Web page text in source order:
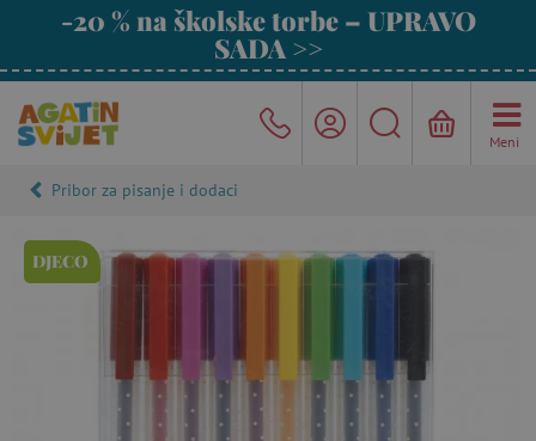
-20 % na školske torbe – UPRAVO
SADA >>
Meni
Pribor za pisanje i dodaci
DJECO